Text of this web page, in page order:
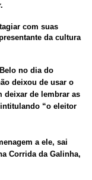
com suas
da cultura
no dia do
deixou de usar o
deixar de lembrar as
“o eleitor
a ele, sai
Corrida da Galinha,